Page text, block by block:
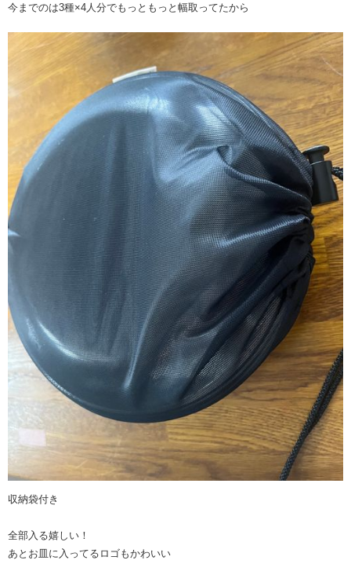
今までのは3種×4人分でもっともっと幅取ってたから
収納袋付き
全部入る嬉しい！
あとお皿に入ってるロゴもかわいい